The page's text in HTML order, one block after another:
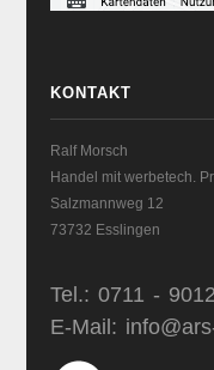
KONTAKT
Ralf Morsch
Handel mit werbetech.
Salzmannweg 12
73732 Esslingen
Tel.: 0711 -
E-Mail: